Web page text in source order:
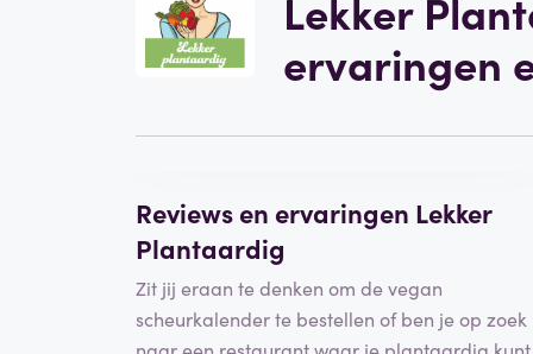
ervaringen
Eten & drinken
Schrijf een beoordeling
Reviews en ervaringen Lekker
Plantaardig
Zit jij eraan te denken om de vegan
scheurkalender te bestellen of ben je op zoek